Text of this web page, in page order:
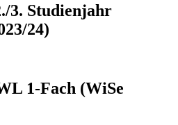
3. Studienjahr
24)
1-Fach (WiSe